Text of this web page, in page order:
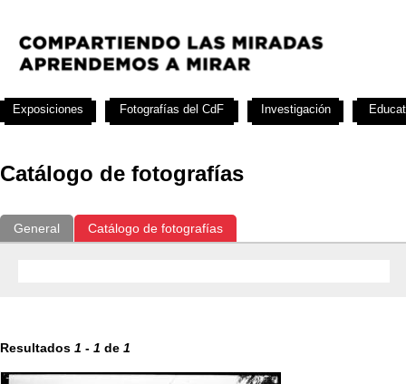
Catálogo de fotografías
General Catálogo de fotografías
Resultados 1 - 1 de 1
Exposiciones Fotografías del CdF Investigación